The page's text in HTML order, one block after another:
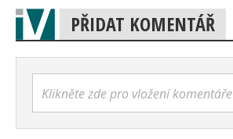
PŘIDAT KOMENTÁŘ
Klikněte zde pro vložení komentáře